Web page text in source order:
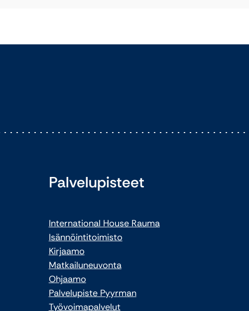
Palvelupisteet
International House Rauma
Isännöintitoimisto
Kirjaamo
Matkailuneuvonta
Ohjaamo
Palvelupiste Pyyrman
Työvoimapalvelut